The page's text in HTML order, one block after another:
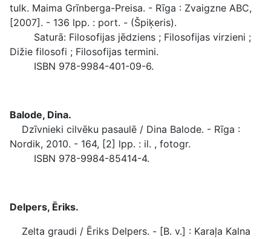
tulk. Maima Grīnberga-Preisa. - Rīga : Zvaigzne ABC,
[2007]. - 136 lpp. : port. - (Špiķeris).
Saturā: Filosofijas jēdziens ; Filosofijas virzieni ;
Dižie filosofi ; Filosofijas termini.
ISBN 978-9984-401-09-6.
Balode, Dina.
Dzīvnieki cilvēku pasaulē / Dina Balode. - Rīga :
Nordik, 2010. - 164, [2] lpp. : il. , fotogr.
ISBN 978-9984-85414-4.
Delpers, Ēriks.
Zelta graudi / Ēriks Delpers. - [B. v.] : Karaļa Kalna